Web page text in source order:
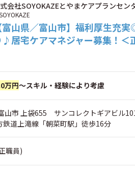
会社SOYOKAZEとやまケアプランセン
富山県／富山市】福利厚生充
♪居宅ケアマネジャー募集！＜
万円～スキル・経験により考慮
山市 上袋655 サンコレクトギアビル
鉄道上滝線「朝菜町駅」徒歩16分
職員)